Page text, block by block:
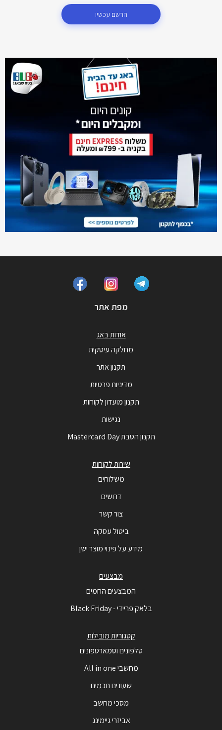
הרשם עכשיו
מפת אתר
אודות באג
מחלקה עיסקית
תקנון אתר
מדיניות פרטיות
תקנון מועדון לקוחות
נגישות
תקנון הטבת Mastercard Day
שירות לקוחות
משלוחים
דרושים
צור קשר
ביטול עסקה
מידע על פינוי מוצר ישן
מבצעים
המבצעים החמים
בלאק פריידי - Black Friday
קטגוריות מובילות
טלפונים וסמארטפונים
מחשבי All in one
שעונים חכמים
מסכי מחשב
אביזרי גיימינג